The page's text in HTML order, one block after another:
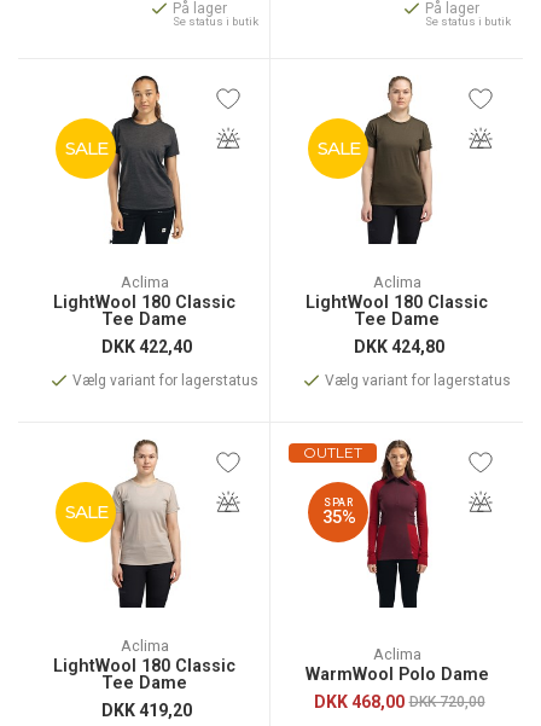
På lager
Se status i butik
På lager
Se status i butik
SALE
Aclima
LightWool 180 Classic
Tee Dame
DKK422,40
Vælg variant for lagerstatus
SALE
Aclima
LightWool 180 Classic
Tee Dame
DKK424,80
Vælg variant for lagerstatus
SALE
Aclima
LightWool 180 Classic
Tee Dame
DKK419,20
OUTLET
SPAR
35%
Aclima
WarmWool Polo Dame
DKK468,00 DKK 720,00